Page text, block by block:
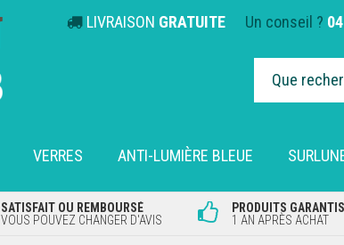
LIVRAISON GRATUITE Un conseil ?
VERRES ANTI-LUMIÈRE BLEUE
SATISFAIT OU REMBOURSÉ
VOUS POUVEZ CHANGER D'AVIS
PRODUITS GARANTIS
1 AN APRÈS ACHAT